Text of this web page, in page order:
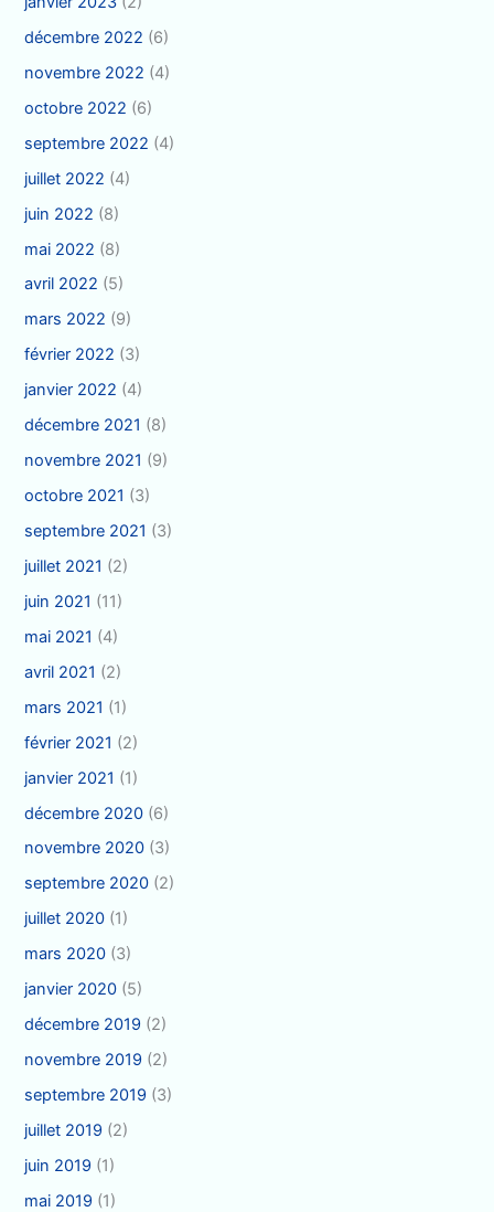
décembre 2022 (6)
novembre 2022 (4)
octobre 2022 (6)
septembre 2022 (4)
juillet 2022 (4)
juin 2022 (8)
mai 2022 (8)
avril 2022 (5)
mars 2022 (9)
février 2022 (3)
janvier 2022 (4)
décembre 2021 (8)
novembre 2021 (9)
octobre 2021 (3)
septembre 2021 (3)
juillet 2021 (2)
juin 2021 (11)
mai 2021 (4)
avril 2021 (2)
mars 2021 (1)
février 2021 (2)
janvier 2021 (1)
décembre 2020 (6)
novembre 2020 (3)
septembre 2020 (2)
juillet 2020 (1)
mars 2020 (3)
janvier 2020 (5)
décembre 2019 (2)
novembre 2019 (2)
septembre 2019 (3)
juillet 2019 (2)
juin 2019 (1)
mai 2019 (1)